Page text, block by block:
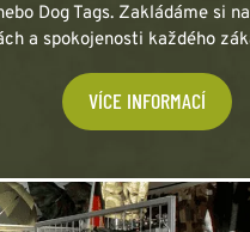
Dog Tags. Zakládáme si
a spokojenosti každého
VÍCE INFORMACÍ